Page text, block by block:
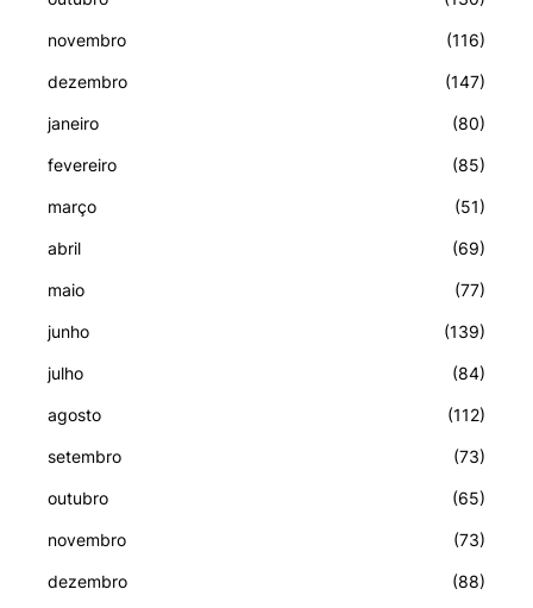
novembro (116)
dezembro (147)
janeiro (80)
fevereiro (85)
março (51)
abril (69)
maio (77)
junho (139)
julho (84)
agosto (112)
setembro (73)
outubro (65)
novembro (73)
dezembro (88)